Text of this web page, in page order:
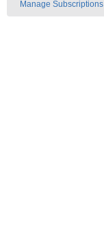
Manage Subscriptions